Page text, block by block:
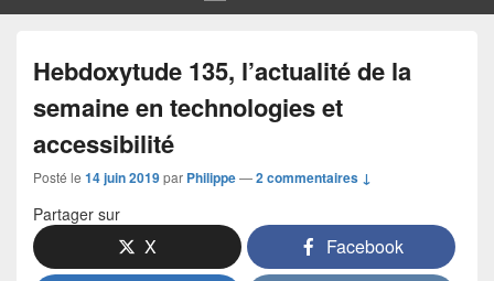
Hebdoxytude 135, l’actualité de la
semaine en technologies et
accessibilité
Posté le 14 juin 2019par Philippe—2 commentaires ↓
Partager sur
X
Facebook